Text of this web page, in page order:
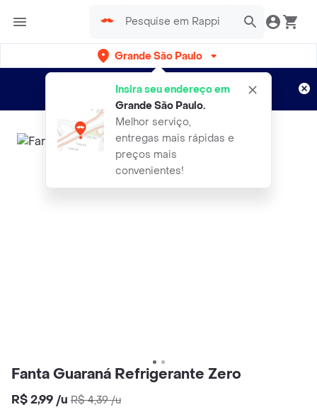
Grande São Paulo
Insira seu endereço em
Grande São Paulo.
Melhor serviço,
entregas mais rápidas e
preços mais
convenientes!
Entregas grátis por 15 dias!
Aplicam T&C
Fanta Guaraná Refrigerante Zero
R$ 2,99 /u R$ 4,39/u